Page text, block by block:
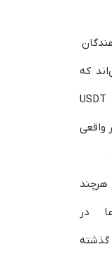
که
هر واحد USDT
واقعی
در